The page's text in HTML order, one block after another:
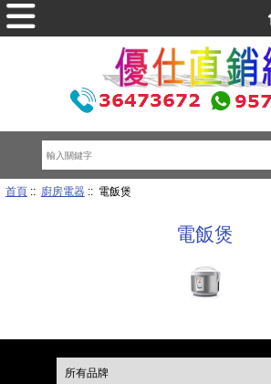
首頁:: 廚房電器:: 電飯煲
電飯煲